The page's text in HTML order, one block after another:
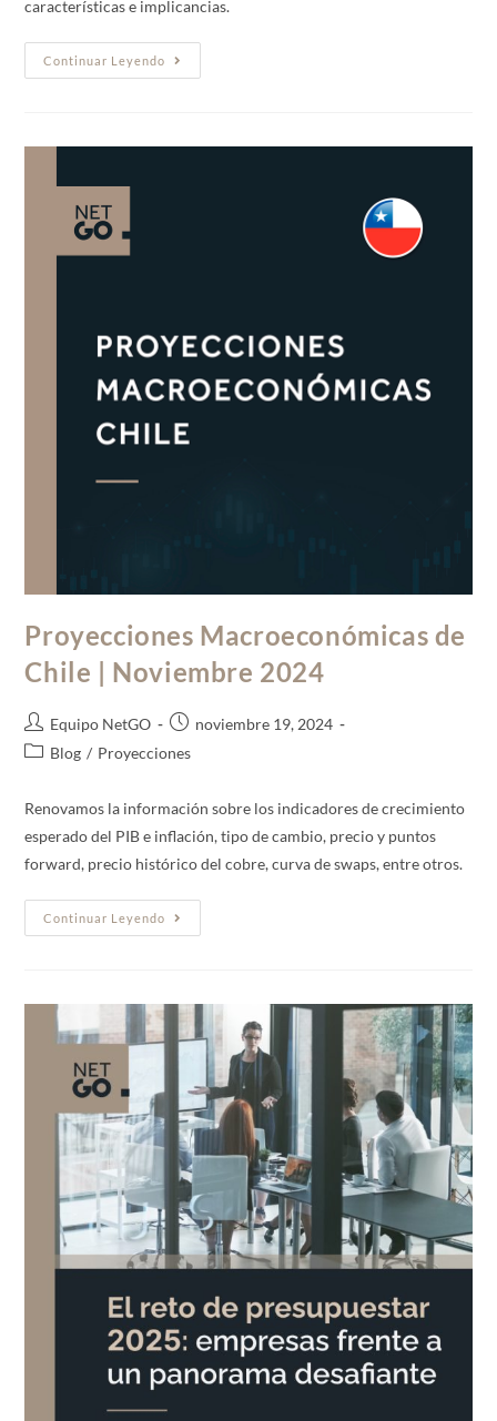
características e implicancias.
Continuar Leyendo
Proyecciones Macroeconómicas de
Chile | Noviembre 2024
Equipo NetGO
noviembre 19, 2024
Blog / Proyecciones
Renovamos la información sobre los indicadores de crecimiento
esperado del PIB e inflación, tipo de cambio, precio y puntos
forward, precio histórico del cobre, curva de swaps, entre otros.
Continuar Leyendo